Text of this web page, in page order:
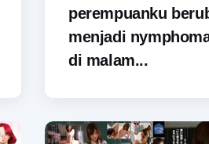
perempuanku
menjadi
di malam...